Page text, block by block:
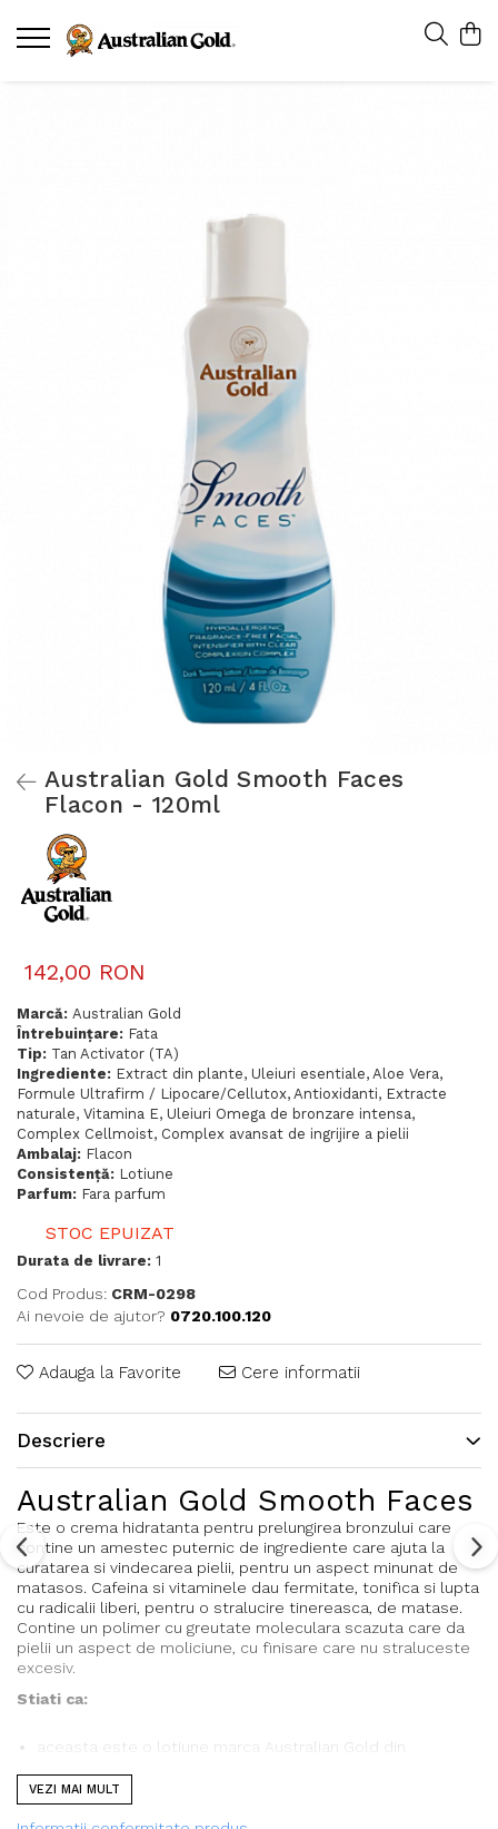
Australian Gold Smooth Faces
Flacon - 120ml
142,00 RON
Marcă: Australian Gold
Întrebuințare: Fata
Tip: Tan Activator (TA)
Ingrediente: Extract din plante, Uleiuri esentiale, Aloe Vera,
Formule Ultrafirm / Lipocare/Cellutox, Antioxidanti, Extracte
naturale, Vitamina E, Uleiuri Omega de bronzare intensa,
Complex Cellmoist, Complex avansat de ingrijire a pielii
Ambalaj: Flacon
Consistență: Lotiune
Parfum: Fara parfum
STOC EPUIZAT
Durata de livrare: 1
Cod Produs: CRM-0298
Ai nevoie de ajutor? 0720.100.120
Adauga la Favorite Cere informatii
Descriere
Australian Gold Smooth Faces
Este o crema hidratanta pentru prelungirea bronzului care
contine un amestec puternic de ingrediente care ajuta la
curatarea si vindecarea pielii, pentru un aspect minunat de
matasos. Cafeina si vitaminele dau fermitate, tonifica si lupta
cu radicalii liberi, pentru o stralucire tinereasca, de matase.
Contine un polimer cu greutate moleculara scazuta care da
pielii un aspect de moliciune, cu finisare care nu straluceste
excesiv.
Stiati ca:
aceasta este o lotiune marca Australian Gold din
este o crema hipoalergenica, fara parfum, speciala
pentru pielea sensibila
VEZI MAI MULT